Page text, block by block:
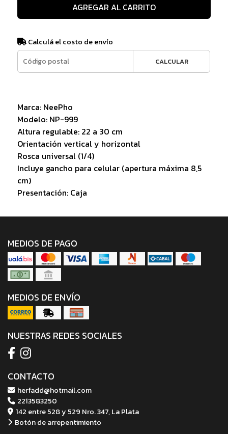
AGREGAR AL CARRITO
Calculá el costo de envío
CALCULAR
Marca: NeePho
Modelo: NP-999
Altura regulable: 22 a 30 cm
Orientación vertical y horizontal
Rosca universal (1/4)
Incluye gancho para celular (apertura máxima 8,5
cm)
Presentación: Caja
MEDIOS DE PAGO
MEDIOS DE ENVÍO
NUESTRAS REDES SOCIALES
CONTACTO
herfadd@hotmail.com
2213583250
142 entre 528 y 529 Nro. 347, La Plata
Botón de arrepentimiento